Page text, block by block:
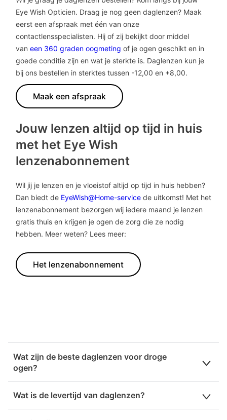
Maandlenzen
- Goedkoper dan week- of daglenzen
- Slechts 12 keer per jaar vervangen
- Ideaal voor mensen die vaak lenzen dragen
- Verkrijgbaar multifocaal en torisch
Wist je dat we bij Eye Wish ookweeklenzenverkopen?
Eye Wish Opticien. Draag je nog geen daglenzen? Maak
eerst een afspraak met één van onze
contactlensspecialisten. Hij of zij bekijkt door middel
van een 360 graden oogmeting of je ogen geschikt en in
goede conditie zijn en wat je sterkte is. Daglenzen kun je
bij ons bestellen in sterktes tussen -12,00 en +8,00.
Maak een afspraak
Jouw lenzen altijd op tijd in huis
met het Eye Wish
lenzenabonnement
Wil jij je lenzen en je vloeistof altijd op tijd in huis hebben?
Dan biedt de EyeWish@Home-service de uitkomst! Met het
lenzenabonnement bezorgen wij iedere maand je lenzen
gratis thuis en krijgen je ogen de zorg die ze nodig
hebben. Meer weten? Lees meer:
Het lenzenabonnement
Wat zijn de beste daglenzen voor droge
ogen?
droge ogen zijn, kun je het beste een afspraak maken bij
een Eye Wish winkel bij jou in de buurt. Onze specialist
Wat is de levertijd van daglenzen?